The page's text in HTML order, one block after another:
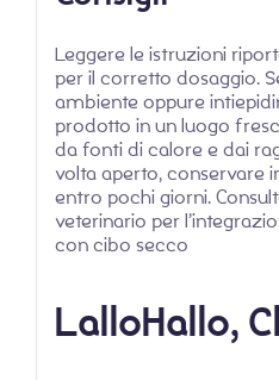
Leggere le istruzioni
per il corretto dosaggio.
ambiente oppure
prodotto in un luogo
da fonti di calore e dai
volta aperto, conservare
entro pochi giorni.
veterinario per
con cibo secco
LalloHallo,